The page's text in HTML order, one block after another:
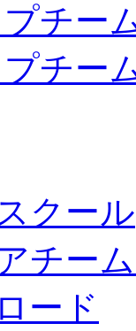
チー
プチー
クール
チー
ード